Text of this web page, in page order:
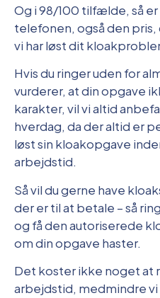
Og i 98/100 tilfælde, så
telefonen, også den
vi har løst dit
Hvis du ringer uden for
vurderer, at din opgave
karakter, vil vi altid
hverdag, da der altid er
løst sin kloakopgave
arbejdstid.
Så vil du gerne have
der er til at betale – så
og få den autoriserede
om din opgave haster.
Det koster ikke noget at
arbejdstid, medmindre